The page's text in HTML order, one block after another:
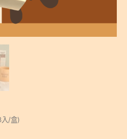
入/盒)